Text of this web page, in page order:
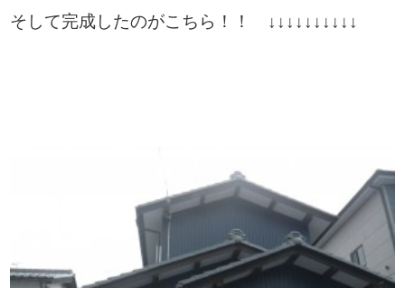
そして完成したのがこちら！！ ↓↓↓↓↓↓↓↓↓↓